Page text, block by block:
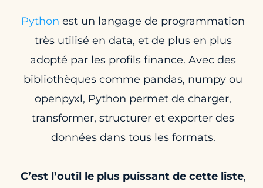
Python est un langage de programmation
très utilisé en data, et de plus en plus
adopté par les profils finance. Avec des
bibliothèques comme pandas, numpy ou
openpyxl, Python permet de charger,
transformer, structurer et exporter des
données dans tous les formats.
C’est l’outil le plus puissant de cette liste,